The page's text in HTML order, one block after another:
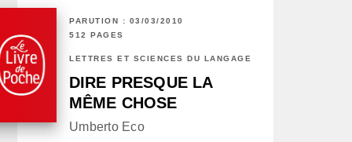
PARUTION : 03/03/2010
512 PAGES
LETTRES ET SCIENCES DU LANGAGE
DIRE PRESQUE LA
MÊME CHOSE
Umberto Eco